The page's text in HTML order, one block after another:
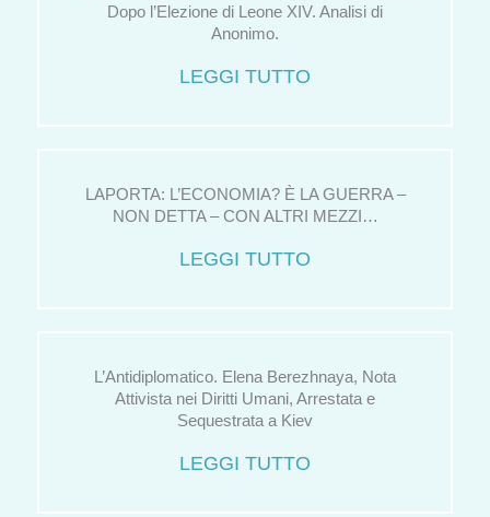
Dopo l’Elezione di Leone XIV. Analisi di
Anonimo.
LEGGI TUTTO
LAPORTA: L’ECONOMIA? È LA GUERRA –
NON DETTA – CON ALTRI MEZZI…
LEGGI TUTTO
L’Antidiplomatico. Elena Berezhnaya, Nota
Attivista nei Diritti Umani, Arrestata e
Sequestrata a Kiev
LEGGI TUTTO